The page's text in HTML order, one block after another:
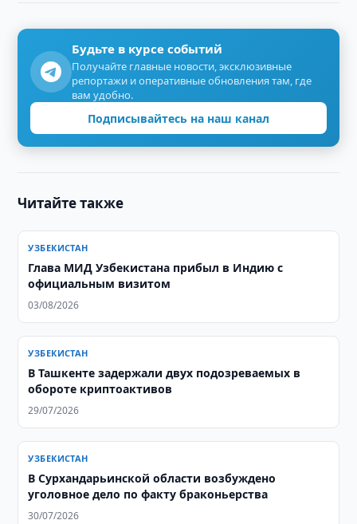
Будьте в курсе событий
Получайте главные новости, эксклюзивные
репортажи и оперативные обновления там, где
вам удобно.
Подписывайтесь на наш канал
Читайте также
УЗБЕКИСТАН
Глава МИД Узбекистана прибыл в Индию с
официальным визитом
03/08/2026
УЗБЕКИСТАН
В Ташкенте задержали двух подозреваемых в
обороте криптоактивов
29/07/2026
УЗБЕКИСТАН
​​​​​​​В Сурхандарьинской области возбуждено
уголовное дело по факту браконьерства
30/07/2026